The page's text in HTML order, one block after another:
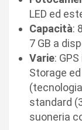
LED ed
Capacità:
7 GB a
Varie:
Storage
standard
suoneria